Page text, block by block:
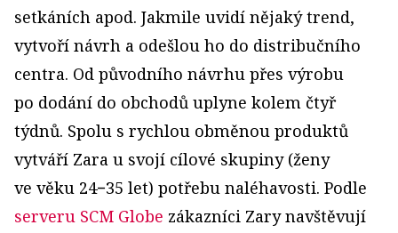
setkáních apod. Jakmile uvidí nějaký trend,
vytvoří návrh a odešlou ho do distribučního
centra. Od původního návrhu přes výrobu
po dodání do obchodů uplyne kolem čtyř
týdnů. Spolu s rychlou obměnou produktů
vytváří Zara u svojí cílové skupiny (ženy
ve věku 24−35 let) potřebu naléhavosti. Podle
serveru SCM Globe zákazníci Zary navštěvují